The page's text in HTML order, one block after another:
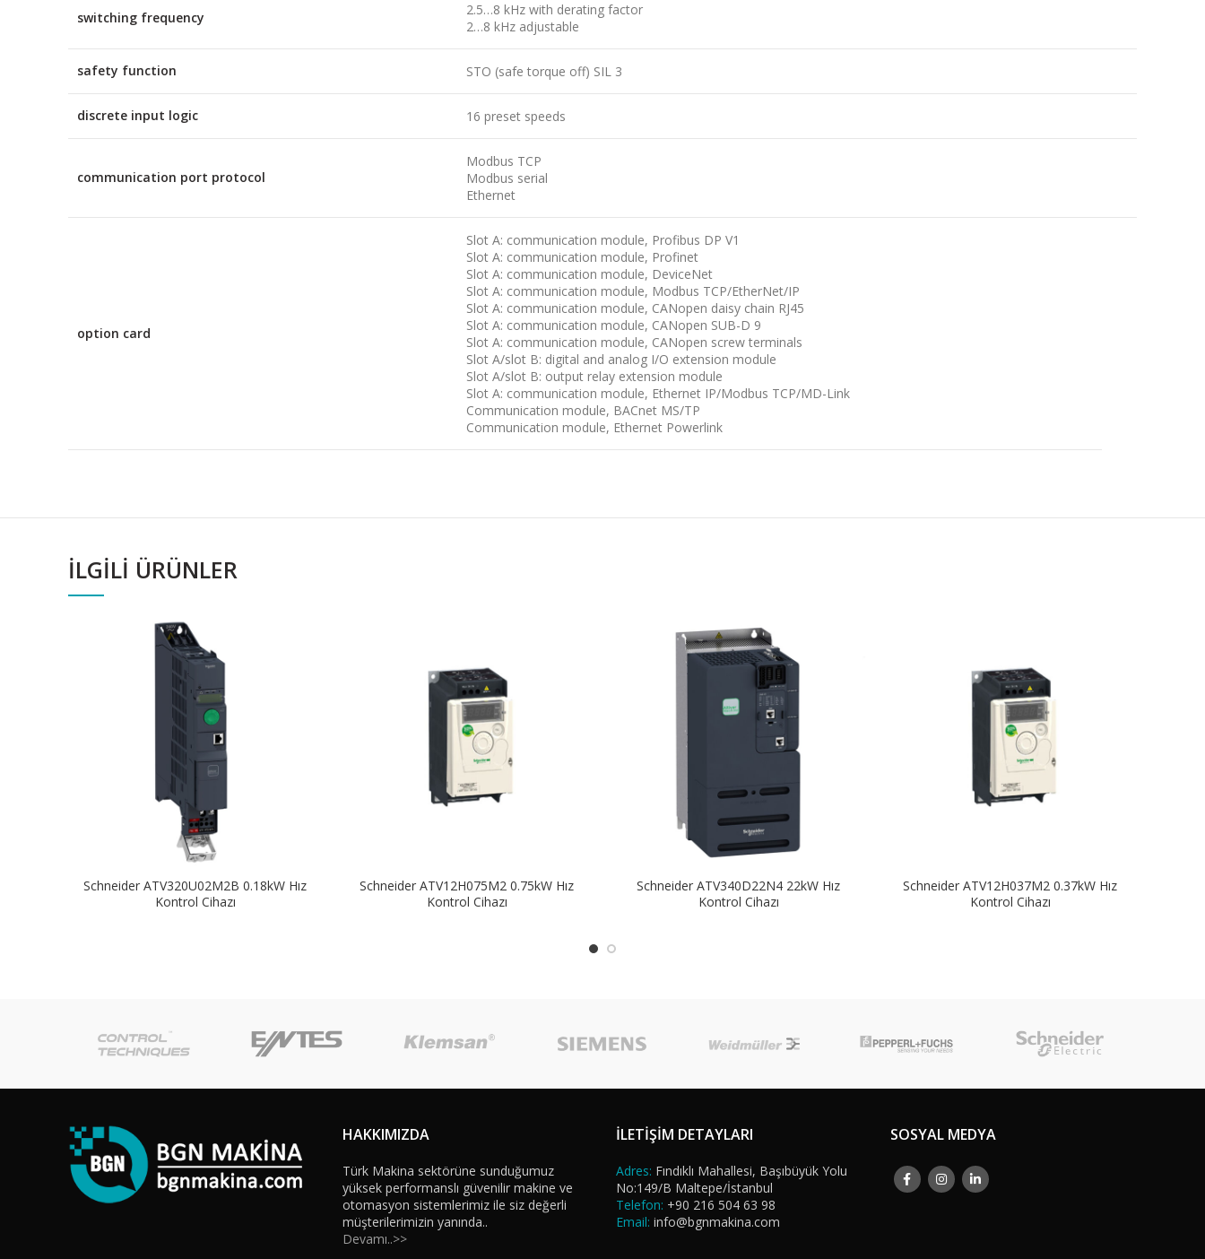
switching frequency
2.5…8 kHz with derating factor
2…8 kHz adjustable
safety function STO (safe torque off) SIL 3
discrete input logic 16 preset speeds
communication port protocol
Modbus TCP
Modbus serial
Ethernet
option card
Slot A: communication module, Profibus DP V1
Slot A: communication module, Profinet
Slot A: communication module, DeviceNet
Slot A: communication module, Modbus TCP/EtherNet/IP
Slot A: communication module, CANopen daisy chain RJ45
Slot A: communication module, CANopen SUB-D 9
Slot A: communication module, CANopen screw terminals
Slot A/slot B: digital and analog I/O extension module
Slot A/slot B: output relay extension module
Slot A: communication module, Ethernet IP/Modbus TCP/MD-Link
Communication module, BACnet MS/TP
Communication module, Ethernet Powerlink
İLGILI ÜRÜNLER
Schneider ATV320U02M2B 0.18kW Hız
Kontrol Cihazı
Schneider ATV12H075M2 0.75kW Hız
Kontrol Cihazı
Schneider ATV340D22N4 22kW Hız
Kontrol Cihazı
Schneider ATV12H037M2 0.37kW Hız
Kontrol Cihazı
HAKKIMIZDA
Türk Makina sektörüne sunduğumuz
yüksek performanslı güvenilir makine ve
otomasyon sistemlerimiz ile siz değerli
müşterilerimizin yanında..
Devamı..>>
İLETİŞİM DETAYLARI
Adres: Fındıklı Mahallesi, Başıbüyük Yolu
No:149/B Maltepe/İstanbul
Telefon: +90 216 504 63 98
Email: info@bgnmakina.com
SOSYAL MEDYA